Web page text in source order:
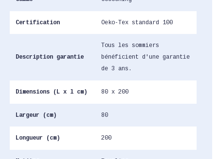
Certification Oeko-Tex standard 100
Description garantie
Tous les sommiers
bénéficient d'une garantie
de 3 ans.
Dimensions (L x l cm) 80 x 200
Largeur (cm) 80
Longueur (cm) 200